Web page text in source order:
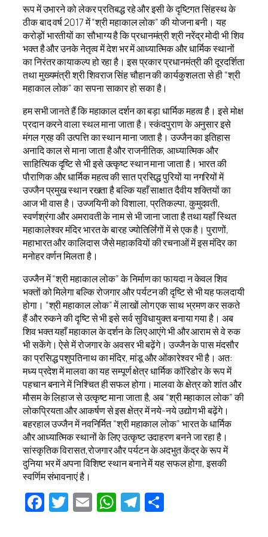
रूप में उभारने को लेकर प्रतिबद्ध रहे और इसी के दृष्टिगत सिंहस्थ के
ठीक बाद वर्ष 2017 में “श्री महाकाल लोक” की योजना बनी। यह
करोड़ों भारतीयों का सौभाग्य है कि प्रधानमंत्री श्री नरेंद्र मोदी भी शिव
भक्त है और उनके नेतृत्व में देश भर में आध्यात्मिक और धार्मिक स्थानों
का निरंतर कायाकल्प हो रहा है। इस प्रकार प्रधानमंत्री की दूरदर्शिता
तथा मुख्यमंत्री श्री शिवराज सिंह चौहान की कार्यकुशलता से ही “श्री
महाकाल लोक” का सपना साकार हो सका है।
हम सभी जानते हैं कि महाकाल दर्शन का बड़ा धार्मिक महत्व है। इसे मोक्ष
प्रदान करने वाला स्थल माना जाता है। स्कंदपुराण के अनुसार इसे
मंगल ग्रह की उत्पत्ति का स्थान माना जाता है। उज्जैन का इतिहास
अनादि काल से माना जाता है और राजनीतिक, आध्यात्मिक और
साहित्यिक दृष्टि से भी इसे उत्कृष्ट स्थान माना जाता है। भारत की
पौराणिक और धार्मिक महत्व की सात प्रसिद्ध पुरियों या नगरियों में
उज्जैन प्रमुख स्थान रखता है बल्कि यहाँ साक्षात दैवीय शक्तियों का
आज भी वास है। उज्जयिनी को विशाला, प्रतिकल्पा, कुमुदवती,
स्वर्णश्रंगा और अमरावती के नाम से भी जाना जाता है तथा यहाँ स्थित
महाकालेश्वर मंदिर भारत के बारह ज्योतिर्लिंगों में से एक है। पुराणों,
महाभारत और कालिदास जैसे महाकवियों की रचनाओं में इस मंदिर का
मनोहर वर्णन मिलता है।
उज्जैन में “श्री महाकाल लोक” के निर्माण का फायदा न केवल शिव
भक्तों को मिलेगा बल्कि रोजगार और पर्यटन की दृष्टि से भी यह फलदायी
होगा। “श्री महाकाल लोक” में लाखों लोग एक साथ भ्रमण कर सकते
हैं और रुकने की दृष्टि से भी इसे सर्व सुविधायुक्त बनाया गया है। अब
शिव भक्त यहाँ महाकाल के दर्शन के लिए आएंगे भी और आराम से वे रुक
भी सकेंगे। ऐसे में रोजगार के अवसर भी बढ़ेंगे। उज्जैन के पास मंदसौर
का प्रसिद्ध पशुपतिनाथ का मंदिर, मांडू और ओंकारेश्वर भी है। अत:
मध्य प्रदेश में मालवा का यह सम्पूर्ण क्षेत्र धार्मिक कॉरिडोर के रूप में
पहचान बनाने में निश्चित ही सफल होगा। मालवा के क्षेत्र को शांत और
मौसम के लिहाज से उत्कृष्ट माना जाता है, अब “श्री महाकाल लोक” की
लोकप्रियता और आकर्षण से इस क्षेत्र में नये-नये उद्योग भी बढ़ेंगे।
बहरहाल उज्जैन में नवनिर्मित “श्री महाकाल लोक” भारत के धार्मिक
और आध्यात्मिक स्थानों के लिए उत्कृष्ट उदाहरण बनने जा रहा है।
सांस्कृतिक विरासत,रोजगार और पर्यटन के अदभुत केंद्र के रूप में
दुनिया भर में अपना विशिष्ट स्थान बनाने में यह सफल होगा, इसकी
स्वर्णिम संभावनाएं है।
Facebook
Twitter
EmailWhatsApp
Telegram